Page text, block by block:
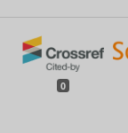
0